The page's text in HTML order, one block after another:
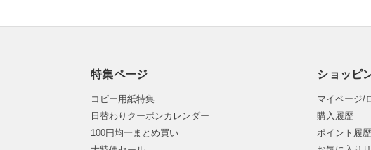
特集ページ
コピー用紙特集
日替わりクーポンカレンダー
100円均一まとめ買い
ショッピ
マイページ/
購入履歴
ポイント履歴